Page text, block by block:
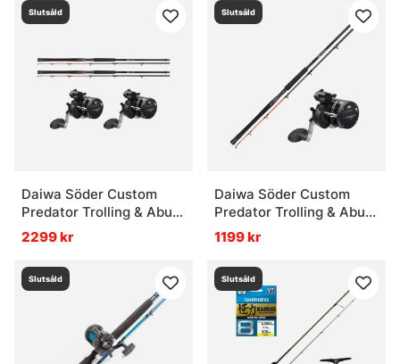
Slutsåld
Daiwa Söder Custom
Predator Trolling & Abu
Garcia Cardinal Combo
2-Pack
2299 kr
Slutsåld
Daiwa Söder Custom
Predator Trolling & Abu
Garcia Cardinal Combo
1199 kr
Slutsåld Slutsåld